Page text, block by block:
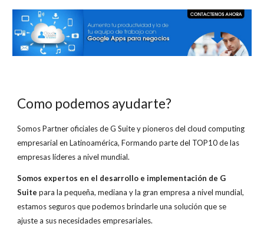
Como podemos ayudarte?
Somos Partner oficiales de G Suite y pioneros del cloud computing
empresarial en Latinoamérica, Formando parte del TOP10 de las
empresas líderes a nivel mundial.
Somos expertos en el desarrollo e implementación de G
Suite para la pequeña, mediana y la gran empresa a nivel mundial,
estamos seguros que podemos brindarle una solución que se
ajuste a sus necesidades empresariales.